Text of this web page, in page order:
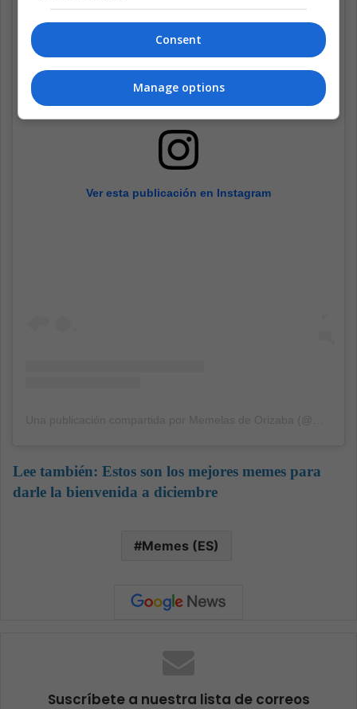
Ver esta publicación en Instagram
Lee también: Estos son los mejores memes para
darle la bienvenida a diciembre
Memes (ES)
Suscríbete a nuestra lista de correos
Consent
Manage options